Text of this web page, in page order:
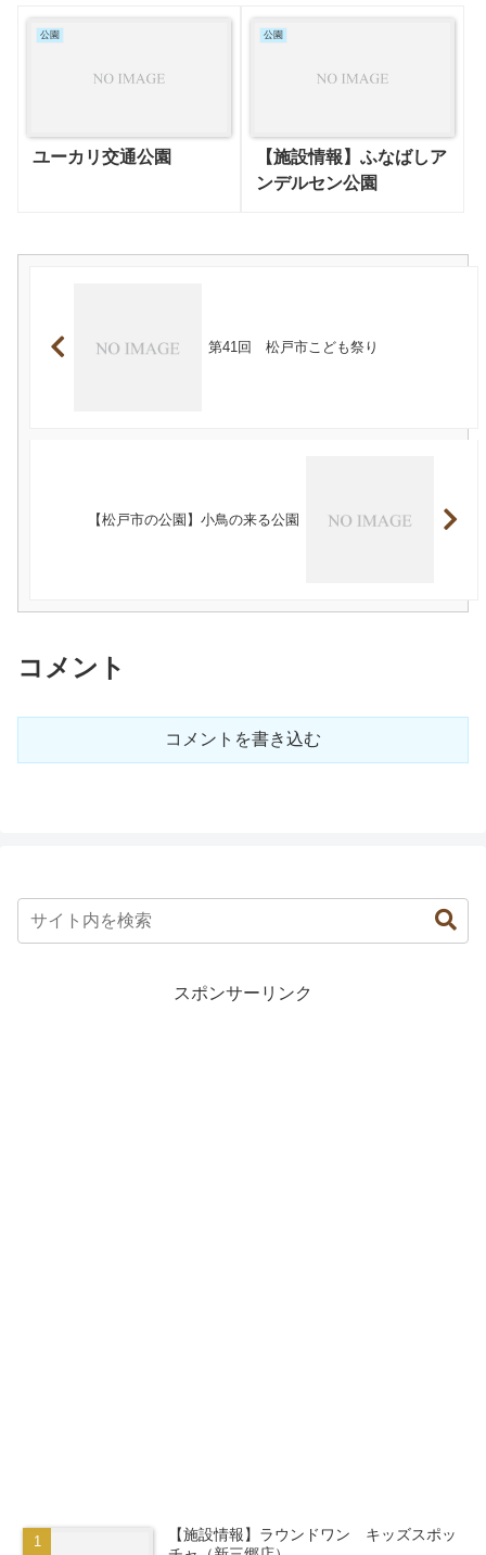
公園
ユーカリ交通公園
公園
【施設情報】ふなばしア
ンデルセン公園
第41回 松戸市こども祭り
【松戸市の公園】小鳥の来る公園
コメント
コメントを書き込む
スポンサーリンク
【施設情報】ラウンドワン キッズスポッ